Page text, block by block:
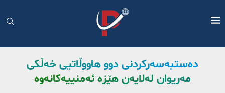
دەستبەسەرکردنی دوو هاووڵاتیی خەڵکی
مەریوان لەلایەن هێزە ئەمنییەکانەوە